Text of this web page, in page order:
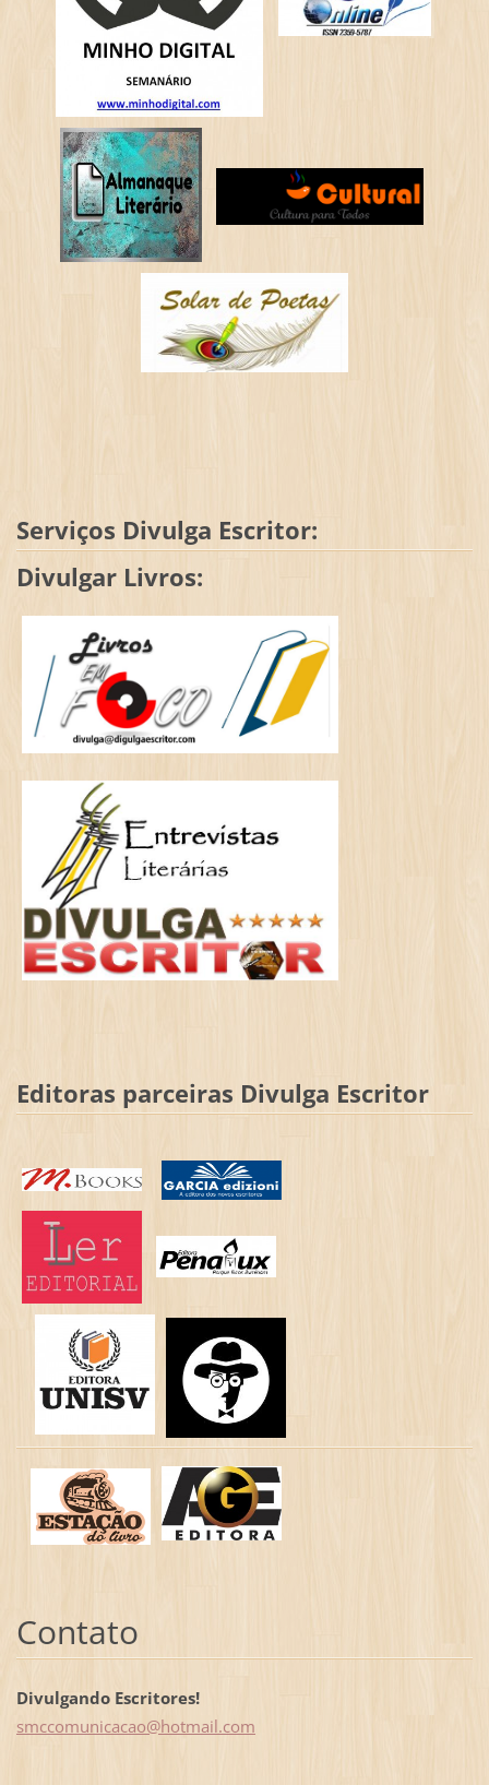
Serviços Divulga Escritor:
Divulgar Livros:
Editoras parceiras Divulga Escritor
Contato
Divulgando Escritores!
smccomunicacao@hotmail.com